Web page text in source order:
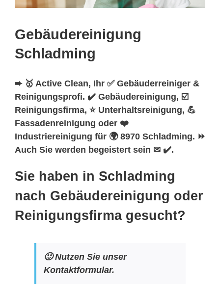
Gebäudereinigung
Schladming
➨ 🥇 Active Clean, Ihr ✅ Gebäuderreiniger &
Reinigungsprofi. ✔️ Gebäudereinigung, ☑️
Reinigungsfirma, ⭐ Unterhaltsreinigung, 💪
Fassadenreinigung oder ❤️
Industriereinigung für 🌍 8970 Schladming. ⏩
Auch Sie werden begeistert sein ✉ ✔️.
Sie haben in Schladming
nach Gebäudereinigung oder
Reinigungsfirma gesucht?
🙂 Nutzen Sie unser
Kontaktformular.